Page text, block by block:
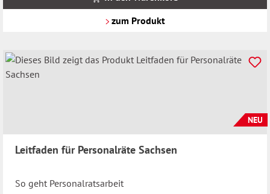
zum Produkt
NEU
Leitfaden für Personalräte Sachsen
So geht Personalratsarbeit